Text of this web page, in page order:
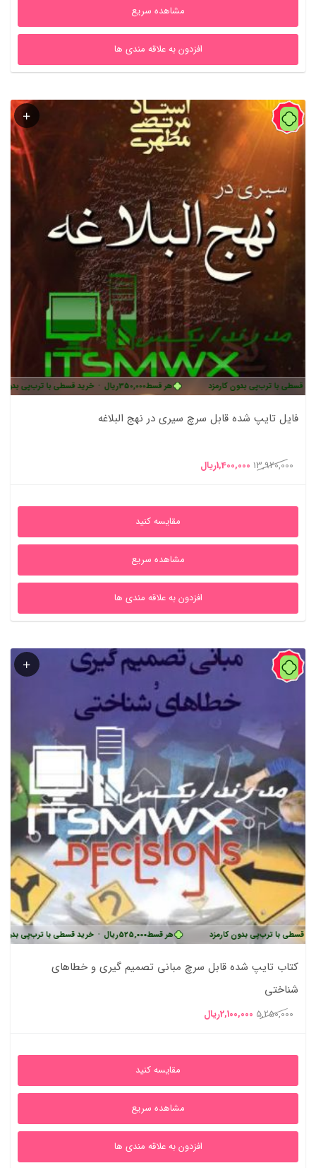
مشاهده سریع
افزدون به علاقه مندی ها
90%
هر قسط 350,000ریال • خرید قسطی با ترب‌پی بدون کارمزد بدون کارمزد
فایل تایپ شده قابل سرچ سیری در نهج البلاغه
13,920,000 قیمت
13,920,000ریال
1,400,000ریال
1,400,000ریال
مقایسه کنید
مشاهده سریع
افزدون به علاقه مندی ها
60%
هر قسط 525,000ریال • خرید قسطی با ترب‌پی بدون کارمزد بدون کارمزد
کتاب تایپ شده قابل سرچ مبانی تصمیم گیری و خطاهای
شناختی
5,250,000 قیمت
5,250,000ریال
2,100,000ریال
2,100,000ریال
مقایسه کنید
مشاهده سریع
افزدون به علاقه مندی ها